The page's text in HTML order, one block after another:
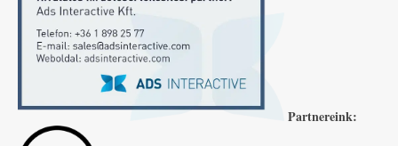
Partnereink: